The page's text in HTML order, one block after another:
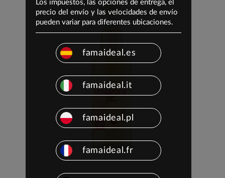
Los impuestos, las opciones de entrega, el
precio del envío y las velocidades de envío
pueden variar para diferentes ubicaciones.
famaideal.es
famaideal.it
famaideal.pl
famaideal.fr